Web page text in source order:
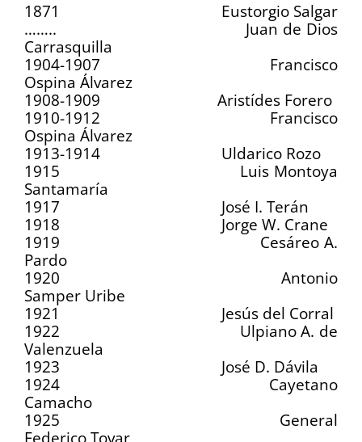
1871 Eustorgio Salgar
…….. Juan de Dios
Carrasquilla
1904-1907 Francisco
Ospina Álvarez
1908-1909 Aristídes Forero
1910-1912 Francisco
Ospina Álvarez
1913-1914 Uldarico Rozo
1915 Luis Montoya
Santamaría
1917 José I. Terán
1918 Jorge W. Crane
1919 Cesáreo A.
Pardo
1920 Antonio
Samper Uribe
1921 Jesús del Corral
1922 Ulpiano A. de
Valenzuela
1923 José D. Dávila
1924 Cayetano
Camacho
1925 General
Federico Tovar